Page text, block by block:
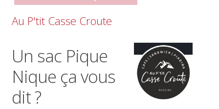
Au P'tit Casse Croute
Un sac Pique
Nique ça vous
dit ?